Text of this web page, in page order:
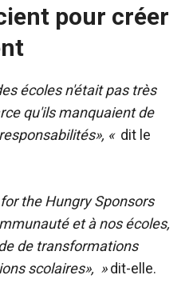
pour créer
écoles n'était pas très
qu'ils manquaient de
« dit le
the Hungry Sponsors
et à nos écoles,
de transformations
scolaires», »dit-elle.